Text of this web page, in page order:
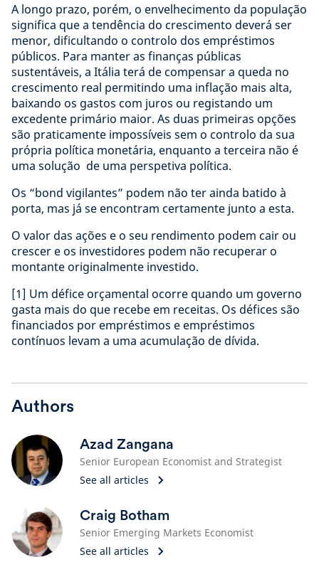
A longo prazo, porém, o envelhecimento da população
significa que a tendência do crescimento deverá ser
menor, dificultando o controlo dos empréstimos
públicos. Para manter as finanças públicas
sustentáveis, a Itália terá de compensar a queda no
crescimento real permitindo uma inflação mais alta,
baixando os gastos com juros ou registando um
excedente primário maior. As duas primeiras opções
são praticamente impossíveis sem o controlo da sua
própria política monetária, enquanto a terceira não é
uma solução de uma perspetiva política.
Os “bond vigilantes” podem não ter ainda batido à
porta, mas já se encontram certamente junto a esta.
O valor das ações e o seu rendimento podem cair ou
crescer e os investidores podem não recuperar o
montante originalmente investido.
[1] Um défice orçamental ocorre quando um governo
gasta mais do que recebe em receitas. Os défices são
financiados por empréstimos e empréstimos
contínuos levam a uma acumulação de dívida.
Authors
Azad Zangana
Senior European Economist and Strategist
See all articles
Craig Botham
Senior Emerging Markets Economist
See all articles